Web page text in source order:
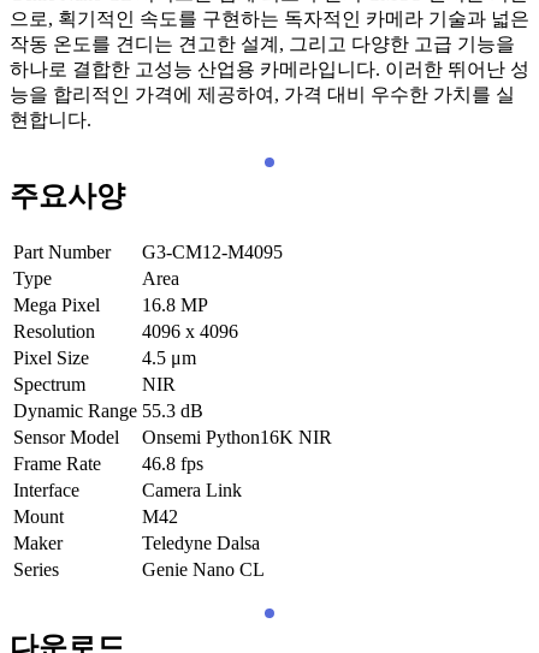
으로, 획기적인 속도를 구현하는 독자적인 카메라 기술과 넓은
작동 온도를 견디는 견고한 설계, 그리고 다양한 고급 기능을
하나로 결합한 고성능 산업용 카메라입니다. 이러한 뛰어난 성
능을 합리적인 가격에 제공하여, 가격 대비 우수한 가치를 실
현합니다.
주요사양
Part Number
G3-CM12-M4095
Type
Area
Mega Pixel
16.8 MP
Resolution
4096 x 4096
Pixel Size
4.5 μm
Spectrum
NIR
Dynamic Range 55.3 dB
Sensor Model
Onsemi Python16K NIR
Frame Rate
46.8 fps
Interface
Camera Link
Mount
M42
Maker
Teledyne Dalsa
Series
Genie Nano CL